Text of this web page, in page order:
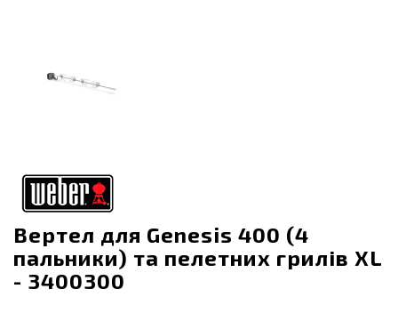
Вертел для Genesis 400 (4
пальники) та пелетних грилів XL
- 3400300